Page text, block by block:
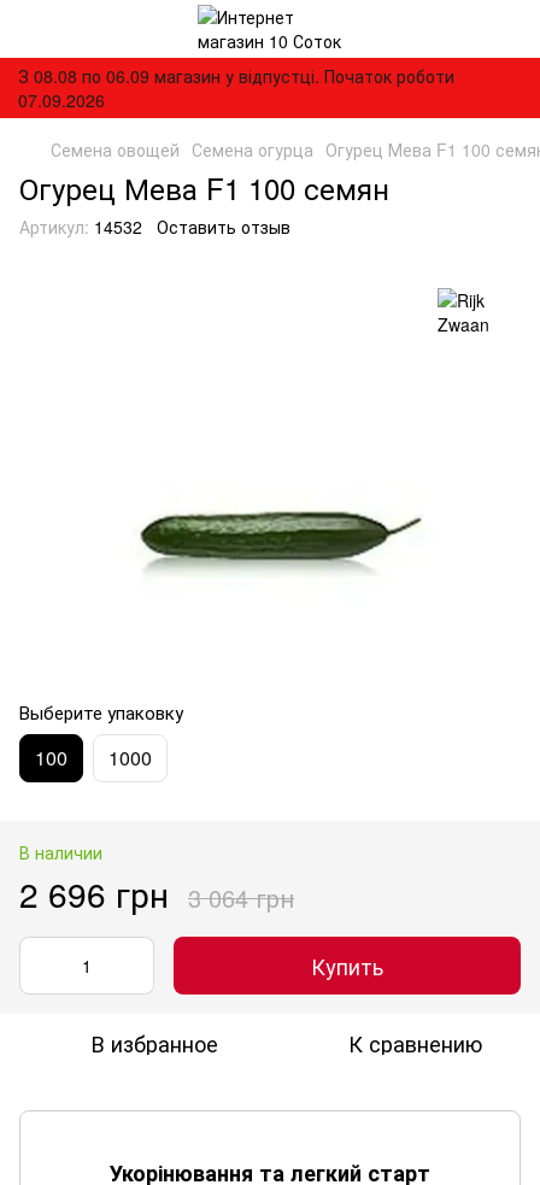
З 08.08 по 06.09 магазин у відпустці. Початок роботи
07.09.2026
Семена овощей Семена огурца Огурец Мева F1 100
Огурец Мева F1 100 семян
Артикул: 14532 Оставить отзыв
Выберите упаковку
100 1000
В наличии
2 696 грн 3 064 грн
Купить
В избранное К сравнению
Укорінювання та легкий старт